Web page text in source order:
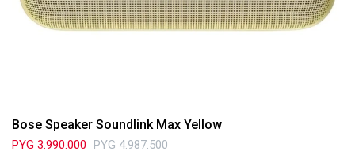
Bose Speaker Soundlink Max Yellow
PYG 3.990.000 PYG 4.987.500